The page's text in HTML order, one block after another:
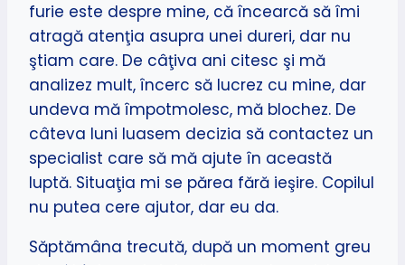
furie este despre mine, că încearcă să îmi
atragă atenţia asupra unei dureri, dar nu
ştiam care. De câţiva ani citesc şi mă
analizez mult, încerc să lucrez cu mine, dar
undeva mă împotmolesc, mă blochez. De
câteva luni luasem decizia să contactez un
specialist care să mă ajute în această
luptă. Situaţia mi se părea fără ieşire. Copilul
nu putea cere ajutor, dar eu da.
Săptămâna trecută, după un moment greu